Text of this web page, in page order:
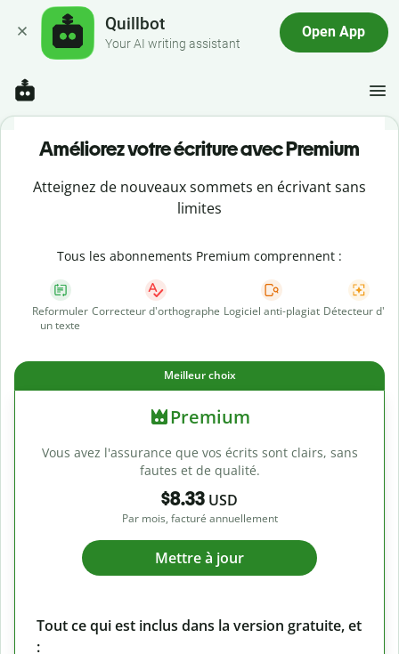
Quillbot
Your AI writing assistant
Open App
Améliorez votre écriture avec Premium
Atteignez de nouveaux sommets en écrivant sans
limites
Tous les abonnements Premium comprennent :
Reformuler
un texte
Correcteur d'orthographe Logiciel anti-plagiat Détecteur d'IA
Meilleur choix
Premium
Vous avez l'assurance que vos écrits sont clairs, sans
fautes et de qualité.
$8.33 USD
Par mois, facturé annuellement
Mettre à jour
Tout ce qui est inclus dans la version gratuite, et
: